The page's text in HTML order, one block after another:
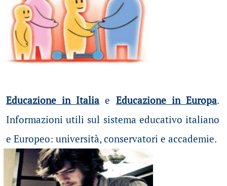
Educazione in Italia e Educazione in Europa.
Informazioni utili sul sistema educativo italiano
e Europeo: università, conservatori e accademie.